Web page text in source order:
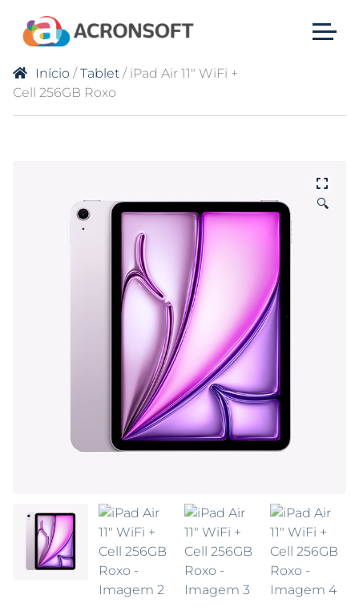
Início /Tablet / iPad Air 11″ WiFi +
Cell 256GB Roxo
🔍